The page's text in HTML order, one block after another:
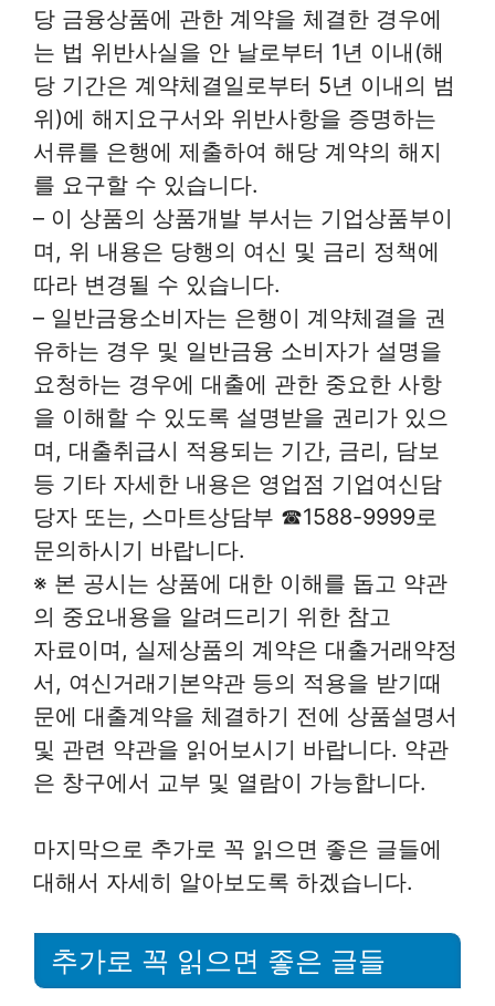
당 금융상품에 관한 계약을 체결한 경우에
는 법 위반사실을 안 날로부터 1년 이내(해
당 기간은 계약체결일로부터 5년 이내의 범
위)에 해지요구서와 위반사항을 증명하는
서류를 은행에 제출하여 해당 계약의 해지
를 요구할 수 있습니다.
– 이 상품의 상품개발 부서는 기업상품부이
며, 위 내용은 당행의 여신 및 금리 정책에
따라 변경될 수 있습니다.
– 일반금융소비자는 은행이 계약체결을 권
유하는 경우 및 일반금융 소비자가 설명을
요청하는 경우에 대출에 관한 중요한 사항
을 이해할 수 있도록 설명받을 권리가 있으
며, 대출취급시 적용되는 기간, 금리, 담보
등 기타 자세한 내용은 영업점 기업여신담
당자 또는, 스마트상담부 ☎1588-9999로
문의하시기 바랍니다.
※ 본 공시는 상품에 대한 이해를 돕고 약관
의 중요내용을 알려드리기 위한 참고
자료이며, 실제상품의 계약은 대출거래약정
서, 여신거래기본약관 등의 적용을 받기때
문에 대출계약을 체결하기 전에 상품설명서
및 관련 약관을 읽어보시기 바랍니다. 약관
은 창구에서 교부 및 열람이 가능합니다.
마지막으로 추가로 꼭 읽으면 좋은 글들에
대해서 자세히 알아보도록 하겠습니다.
추가로 꼭 읽으면 좋은 글들